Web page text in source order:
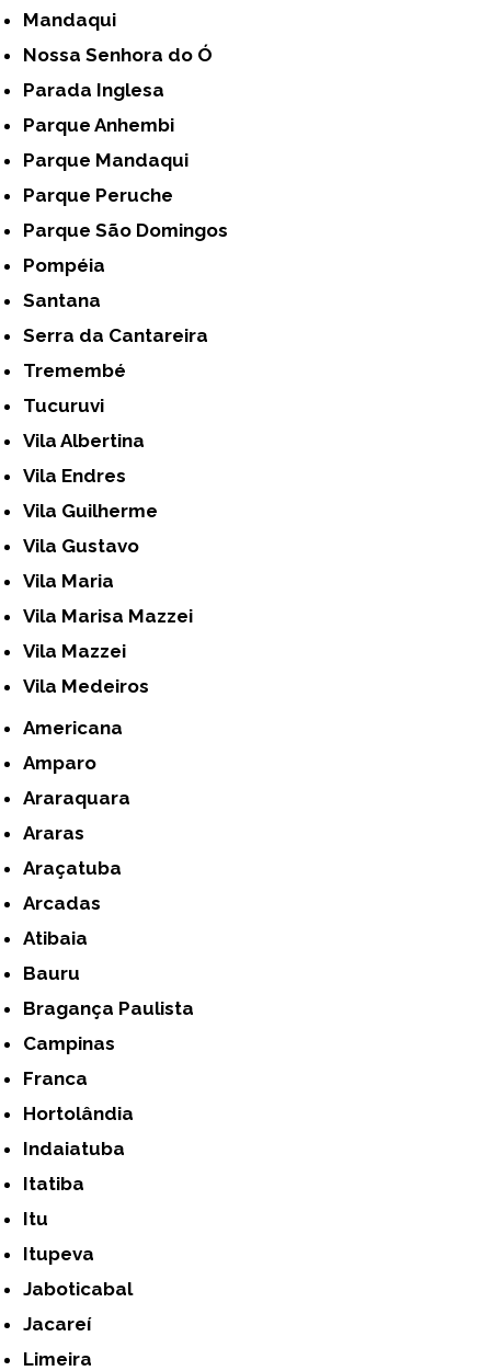
Mandaqui
Nossa Senhora do Ó
Parada Inglesa
Parque Anhembi
Parque Mandaqui
Parque Peruche
Parque São Domingos
Pompéia
Santana
Serra da Cantareira
Tremembé
Tucuruvi
Vila Albertina
Vila Endres
Vila Guilherme
Vila Gustavo
Vila Maria
Vila Marisa Mazzei
Vila Mazzei
Vila Medeiros
Americana
Amparo
Araraquara
Araras
Araçatuba
Arcadas
Atibaia
Bauru
Bragança Paulista
Campinas
Franca
Hortolândia
Indaiatuba
Itatiba
Itu
Itupeva
Jaboticabal
Jacareí
Limeira